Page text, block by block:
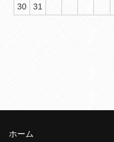
30
31
ホーム